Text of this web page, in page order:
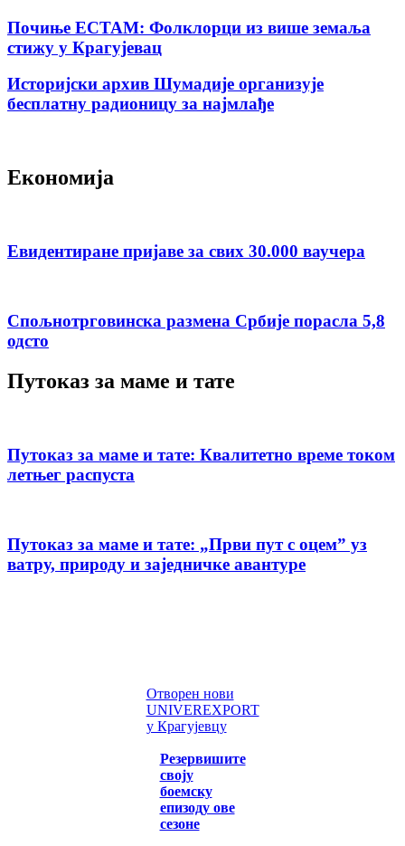
Почиње ЕСТАМ: Фолклорци из више земаља
стижу у Крагујевац
Историјски архив Шумадије организује
бесплатну радионицу за најмлађе
Економија
Евидентиране пријаве за свих 30.000 ваучера
Спољнотрговинска размена Србије порасла 5,8
одсто
Путоказ за маме и тате
Путоказ за маме и тате: Квалитетно време током
летњег распуста
Путоказ за маме и тате: „Први пут с оцемˮ уз
ватру, природу и заједничке авантуре
Отворен нови
UNIVEREXPORT
у Крагујевцу
Резервишите
своју
боемску
епизоду ове
сезоне